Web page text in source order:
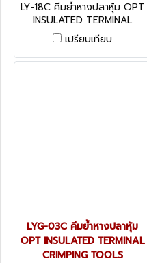
LY-18C คีมย้ำหางปลาหุ้ม OPT
INSULATED TERMINAL
CRIMPING TOOLS
เปรียบเทียบ
LYG-03C คีมย้ำหางปลาหุ้ม
OPT INSULATED TERMINAL
CRIMPING TOOLS